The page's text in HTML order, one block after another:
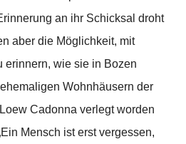
an ihr Schicksal droht
aber die Möglichkeit, mit
erinnern, wie sie in Bozen
Wohnhäusern der
Cadonna verlegt worden
Mensch ist erst vergessen,